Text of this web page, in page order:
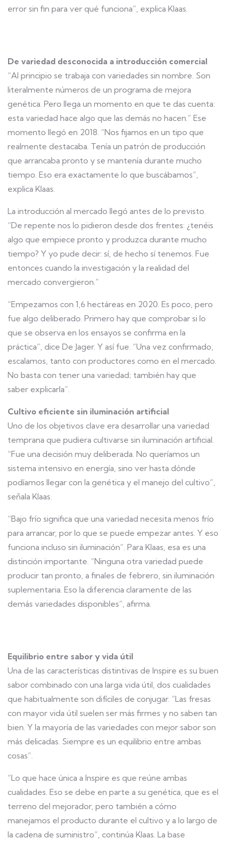
error sin fin para ver qué funciona”, explica Klaas.
De variedad desconocida a introducción comercial
“Al principio se trabaja con variedades sin nombre. Son
literalmente números de un programa de mejora
genética. Pero llega un momento en que te das cuenta:
esta variedad hace algo que las demás no hacen.” Ese
momento llegó en 2018. “Nos fijamos en un tipo que
realmente destacaba. Tenía un patrón de producción
que arrancaba pronto y se mantenía durante mucho
tiempo. Eso era exactamente lo que buscábamos”,
explica Klaas.
La introducción al mercado llegó antes de lo previsto.
“De repente nos lo pidieron desde dos frentes: ¿tenéis
algo que empiece pronto y produzca durante mucho
tiempo? Y yo pude decir: sí, de hecho sí tenemos. Fue
entonces cuando la investigación y la realidad del
mercado convergieron.”
“Empezamos con 1,6 hectáreas en 2020. Es poco, pero
fue algo deliberado. Primero hay que comprobar si lo
que se observa en los ensayos se confirma en la
práctica”, dice De Jager. Y así fue. “Una vez confirmado,
escalamos, tanto con productores como en el mercado.
No basta con tener una variedad; también hay que
saber explicarla”.
Cultivo eficiente sin iluminación artificial
Uno de los objetivos clave era desarrollar una variedad
temprana que pudiera cultivarse sin iluminación artificial.
“Fue una decisión muy deliberada. No queríamos un
sistema intensivo en energía, sino ver hasta dónde
podíamos llegar con la genética y el manejo del cultivo”,
señala Klaas.
“Bajo frío significa que una variedad necesita menos frío
para arrancar, por lo que se puede empezar antes. Y eso
funciona incluso sin iluminación”. Para Klaas, esa es una
distinción importante. “Ninguna otra variedad puede
producir tan pronto, a finales de febrero, sin iluminación
suplementaria. Eso la diferencia claramente de las
demás variedades disponibles”, afirma.
Equilibrio entre sabor y vida útil
Una de las características distintivas de Inspire es su buen
sabor combinado con una larga vida útil, dos cualidades
que habitualmente son difíciles de conjugar. “Las fresas
con mayor vida útil suelen ser más firmes y no saben tan
bien. Y la mayoría de las variedades con mejor sabor son
más delicadas. Siempre es un equilibrio entre ambas
cosas”.
“Lo que hace única a Inspire es que reúne ambas
cualidades. Eso se debe en parte a su genética, que es el
terreno del mejorador, pero también a cómo
manejamos el producto durante el cultivo y a lo largo de
la cadena de suministro”, continúa Klaas. La base